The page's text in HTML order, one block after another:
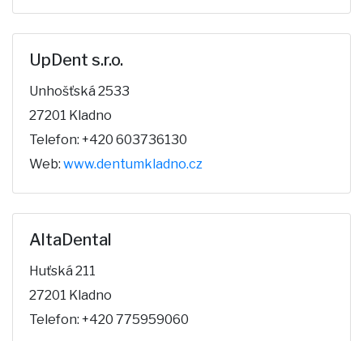
UpDent s.r.o.
Unhošťská 2533
27201 Kladno
Telefon: +420 603736130
Web: www.dentumkladno.cz
AltaDental
Huťská 211
27201 Kladno
Telefon: +420 775959060